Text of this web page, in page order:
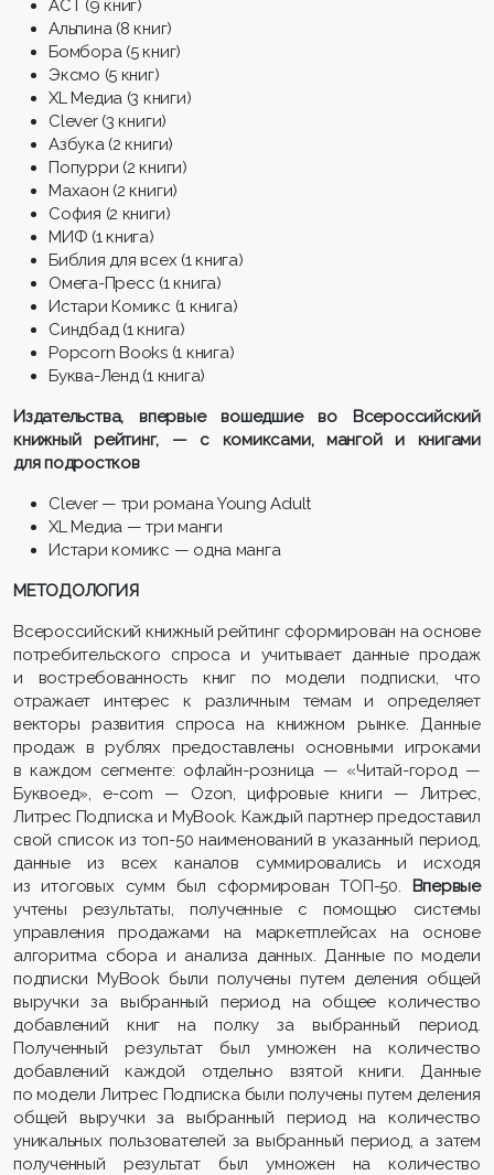
АСТ (9 книг)
Альпина (8 книг)
Бомбора (5 книг)
Эксмо (5 книг)
XL Медиа (3 книги)
Clever (3 книги)
Азбука (2 книги)
Попурри (2 книги)
Махаон (2 книги)
София (2 книги)
МИФ (1 книга)
Библия для всех (1 книга)
Омега-Пресс (1 книга)
Истари Комикс (1 книга)
Синдбад (1 книга)
Popcorn Books (1 книга)
Буква-Ленд (1 книга)
Издательства, впервые вошедшие во Всероссийский
книжный рейтинг, — с комиксами, мангой и книгами
для подростков
Clever — три романа Young Adult
XL Медиа — три манги
Истари комикс — одна манга
МЕТОДОЛОГИЯ
Всероссийский книжный рейтинг сформирован на основе
потребительского спроса и учитывает данные продаж
и востребованность книг по модели подписки, что
отражает интерес к различным темам и определяет
векторы развития спроса на книжном рынке. Данные
продаж в рублях предоставлены основными игроками
в каждом сегменте: офлайн-розница — «Читай-город —
Буквоед», e-com — Ozon, цифровые книги — Литрес,
Литрес Подписка и MyBook. Каждый партнер предоставил
свой список из топ-50 наименований в указанный период,
данные из всех каналов суммировались и исходя
из итоговых сумм был сформирован ТОП-50. Впервые
учтены результаты, полученные с помощью системы
управления продажами на маркетплейсах на основе
алгоритма сбора и анализа данных. Данные по модели
подписки MyBook были получены путем деления общей
выручки за выбранный период на общее количество
добавлений книг на полку за выбранный период.
Полученный результат был умножен на количество
добавлений каждой отдельно взятой книги. Данные
по модели Литрес Подписка были получены путем деления
общей выручки за выбранный период на количество
уникальных пользователей за выбранный период, а затем
полученный результат был умножен на количество